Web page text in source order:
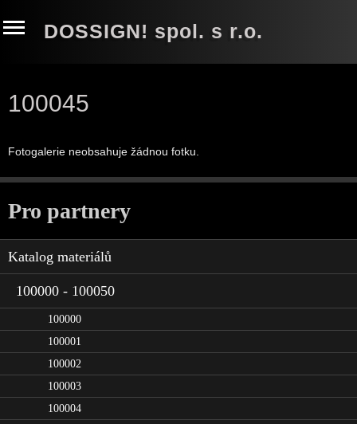
DOSSIGN! spol. s r.o.
100045
Fotogalerie neobsahuje žádnou fotku.
Pro partnery
Katalog materiálů
100000 - 100050
100000
100001
100002
100003
100004